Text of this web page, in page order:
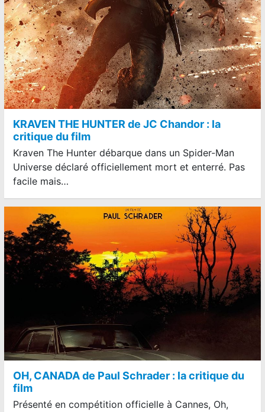
KRAVEN THE HUNTER de JC Chandor : la
critique du film
Kraven The Hunter débarque dans un Spider-Man
Universe déclaré officiellement mort et enterré. Pas
facile mais…
OH, CANADA de Paul Schrader : la critique du
film
Présenté en compétition officielle à Cannes, Oh,